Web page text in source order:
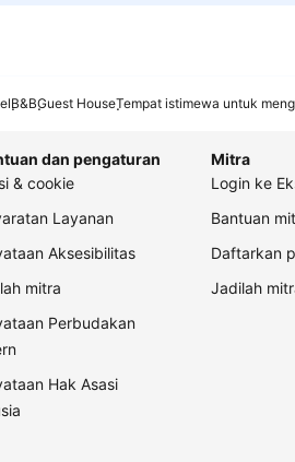
B&BGuest HouseTempat istimewa untuk
dan pengaturan
& cookie
Layanan
Aksesibilitas
mitra
Perbudakan
Hak Asasi
Mitra
Login ke
Bantuan
Daftarkan
Jadilah